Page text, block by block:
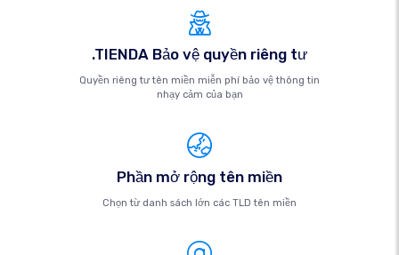
.TIENDA Bảo vệ quyền riêng tư
Quyền riêng tư tên miền miễn phí bảo vệ thông tin
nhạy cảm của bạn
Phần mở rộng tên miền
Chọn từ danh sách lớn các TLD tên miền